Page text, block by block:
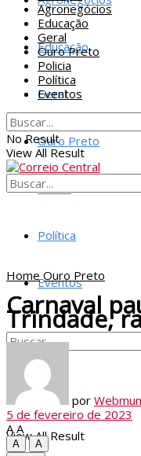
Educação
Geral
Ouro Preto
Policia
Política
Eventos
No Result
View All Result
Agronegócios
Educação
Geral
Ouro Preto
Policia
Política
Eventos
No Result
View All Result
Home Ouro Preto
Carnaval
Trindade,
por
5 de fevereiro de 2023
A A
A
A